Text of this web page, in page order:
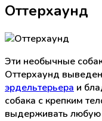
Оттерхаунд
Эти необычные
Оттерхаунд
эрдельтерьера и
собака с крепким
выдерживать любую